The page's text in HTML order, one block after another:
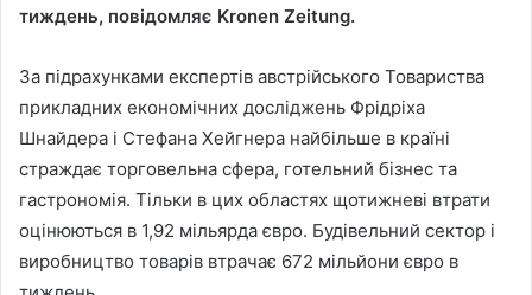
тиждень, повідомляє Kronen Zeitung.
За підрахунками експертів австрійського Товариства
прикладних економічних досліджень Фрідріха
Шнайдера і Стефана Хейгнера найбільше в країні
страждає торговельна сфера, готельний бізнес та
гастрономія. Тільки в цих областях щотижневі втрати
оцінюються в 1,92 мільярда євро. Будівельний сектор і
виробництво товарів втрачає 672 мільйони євро в